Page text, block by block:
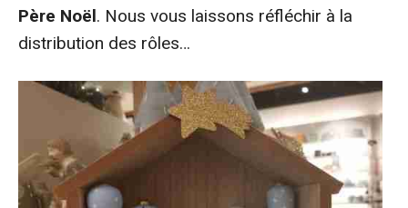
Père Noël. Nous vous laissons réfléchir à la
distribution des rôles…